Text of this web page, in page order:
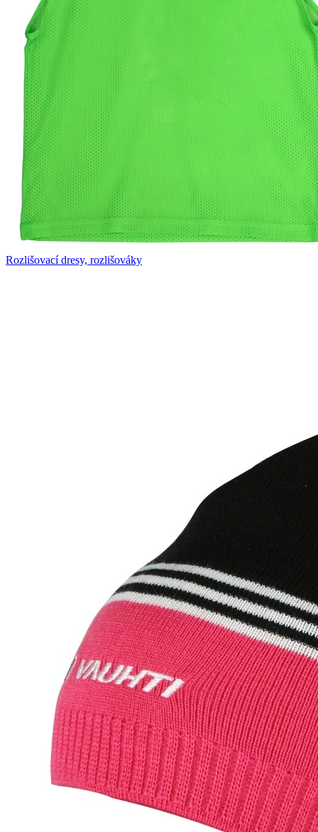
Rozlišovací dresy, rozlišováky